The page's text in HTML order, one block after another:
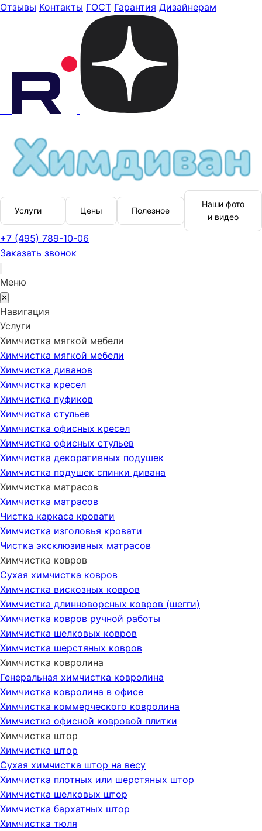
Отзывы Контакты ГОСТ Гарантия Дизайнерам
Услуги Цены Полезное
Наши фото
и видео
+7 (495) 789-10-06
Заказать звонок
Меню
✕
Навигация
Услуги
Химчистка мягкой мебели
Химчистка мягкой мебели
Химчистка диванов
Химчистка кресел
Химчистка пуфиков
Химчистка стульев
Химчистка офисных кресел
Химчистка офисных стульев
Химчистка декоративных подушек
Химчистка подушек спинки дивана
Химчистка матрасов
Химчистка матрасов
Чистка каркаса кровати
Химчистка изголовья кровати
Чистка эксклюзивных матрасов
Химчистка ковров
Сухая химчистка ковров
Химчистка вискозных ковров
Химчистка длинноворсных ковров (шегги)
Химчистка ковров ручной работы
Химчистка шелковых ковров
Химчистка шерстяных ковров
Химчистка ковролина
Генеральная химчистка ковролина
Химчистка ковролина в офисе
Химчистка коммерческого ковролина
Химчистка офисной ковровой плитки
Химчистка штор
Химчистка штор
Сухая химчистка штор на весу
Химчистка плотных или шерстяных штор
Химчистка шелковых штор
Химчистка бархатных штор
Химчистка тюля